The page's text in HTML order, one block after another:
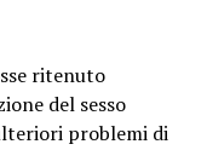
ritenuto
del sesso
problemi di